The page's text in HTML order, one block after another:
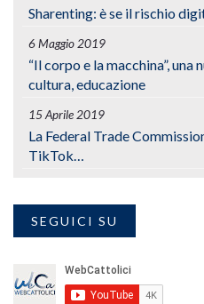
Sharenting: è se il rischio
6 Maggio 2019
“Il corpo e la macchina”,
cultura, educazione
15 Aprile 2019
La Federal Trade
TikTok…
SEGUICI SU